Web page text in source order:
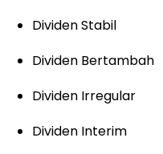
Dividen Stabil
Dividen Bertambah
Dividen Irregular
Dividen Interim